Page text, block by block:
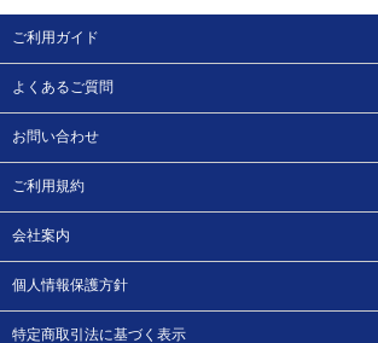
ご利用ガイド
よくあるご質問
お問い合わせ
ご利用規約
会社案内
個人情報保護方針
特定商取引法に基づく表示